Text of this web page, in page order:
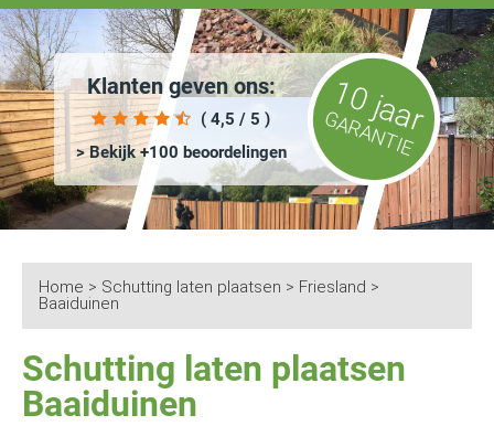
Klanten geven ons:
( 4,5 / 5 )
> Bekijk +100 beoordelingen
10 jaar
GARANTIE
Home > Schutting laten plaatsen > Friesland >
Baaiduinen
Schutting laten plaatsen
Baaiduinen